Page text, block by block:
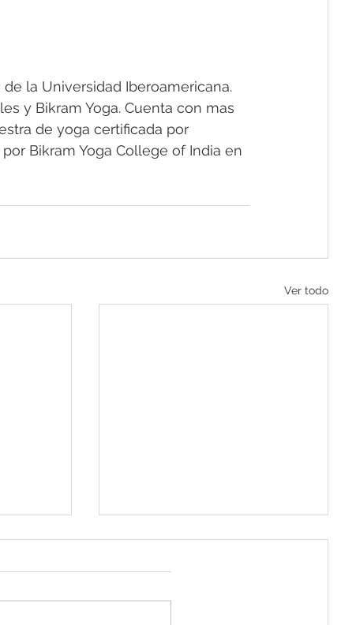
la Universidad Iberoamericana.
y Bikram Yoga. Cuenta con mas
de yoga certificada por
Bikram Yoga College of India en
Ver todo